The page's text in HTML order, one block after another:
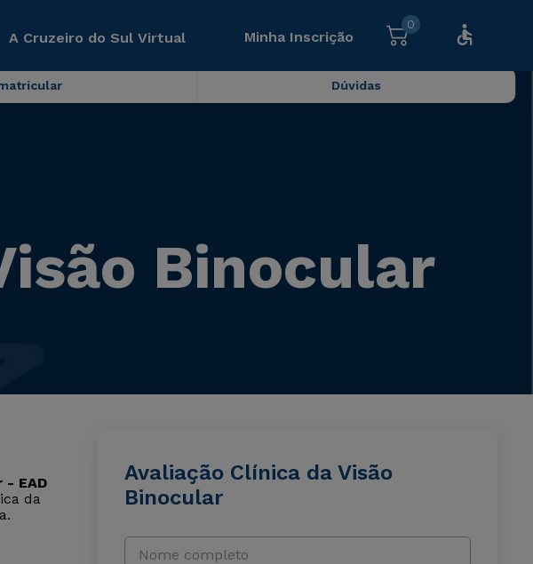
A Cruzeiro do Sul Virtual Minha Inscrição
0
Dúvidas
Binocular
- EAD
da
Avaliação Clínica da Visão
Binocular
Nome completo